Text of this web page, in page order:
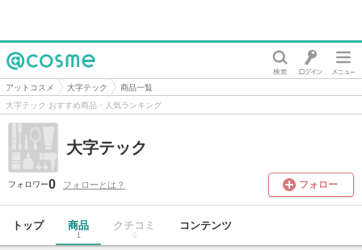
@cosme
アットコスメ 大字テック
商品一覧
大字テック おすすめ商品・人気ランキング
大字テック
フォロワー0 フォローとは？ フォロー
トップ 商品
1
クチコミ
0
コンテンツ